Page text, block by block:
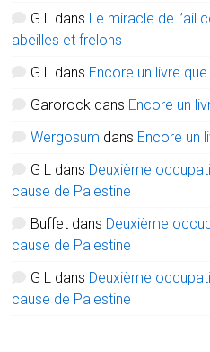
G L dans Le miracle de l’ail
abeilles et frelons
G L dans Encore un livre que
Garorock dans Encore un
Wergosum dans Encore un
G L dans Deuxième
cause de Palestine
Buffet dans Deuxième
cause de Palestine
G L dans Deuxième
cause de Palestine